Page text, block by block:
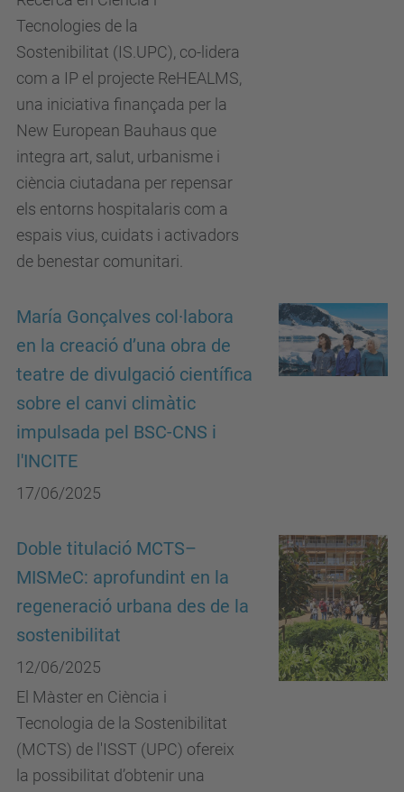
Tecnologies de la
Sostenibilitat (IS.UPC), co-lidera
com a IP el projecte ReHEALMS,
una iniciativa finançada per la
New European Bauhaus que
integra art, salut, urbanisme i
ciència ciutadana per repensar
els entorns hospitalaris com a
espais vius, cuidats i activadors
de benestar comunitari.
María Gonçalves col·labora
en la creació d’una obra de
teatre de divulgació científica
sobre el canvi climàtic
impulsada pel BSC-CNS i
l'INCITE
17/06/2025
Doble titulació MCTS–
MISMeC: aprofundint en la
regeneració urbana des de la
sostenibilitat
12/06/2025
El Màster en Ciència i
Tecnologia de la Sostenibilitat
(MCTS) de l'ISST (UPC) ofereix
la possibilitat d’obtenir una